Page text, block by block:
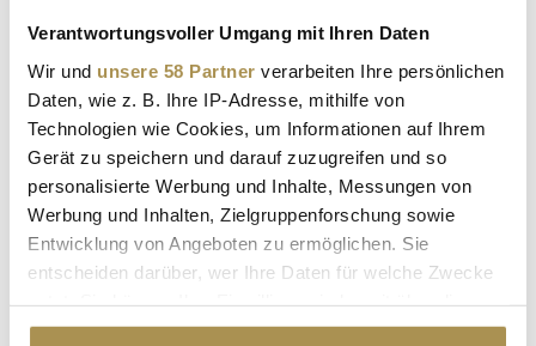
Verantwortungsvoller Umgang mit Ihren Daten
Wir und unsere 58 Partner verarbeiten Ihre persönlichen
Daten, wie z. B. Ihre IP-Adresse, mithilfe von
Technologien wie Cookies, um Informationen auf Ihrem
Gerät zu speichern und darauf zuzugreifen und so
personalisierte Werbung und Inhalte, Messungen von
Werbung und Inhalten, Zielgruppenforschung sowie
Entwicklung von Angeboten zu ermöglichen. Sie
entscheiden darüber, wer Ihre Daten für welche Zwecke
Cookie-Erklärung oder durch Klicken auf das Privacy